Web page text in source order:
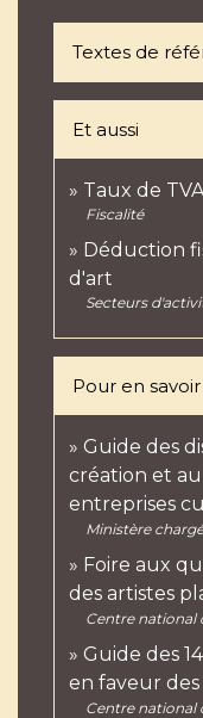
Textes de
Et aussi
Taux de
Fiscalité
Déduction
d'art
Secteurs
Pour en
Guide des
création et
entreprises
Ministère
Foire aux
des artistes
Centre national
Guide des
en faveur des
Centre national